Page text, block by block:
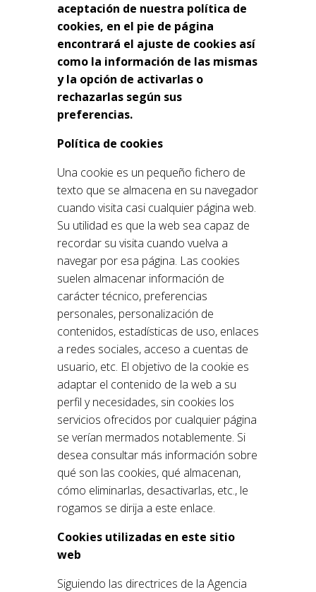
aceptación de nuestra política de
cookies, en el pie de página
encontrará el ajuste de cookies así
como la información de las mismas
y la opción de activarlas o
rechazarlas según sus
preferencias.
Política de cookies
Una cookie es un pequeño fichero de
texto que se almacena en su navegador
cuando visita casi cualquier página web.
Su utilidad es que la web sea capaz de
recordar su visita cuando vuelva a
navegar por esa página. Las cookies
suelen almacenar información de
carácter técnico, preferencias
personales, personalización de
contenidos, estadísticas de uso, enlaces
a redes sociales, acceso a cuentas de
usuario, etc. El objetivo de la cookie es
adaptar el contenido de la web a su
perfil y necesidades, sin cookies los
servicios ofrecidos por cualquier página
se verían mermados notablemente. Si
desea consultar más información sobre
qué son las cookies, qué almacenan,
cómo eliminarlas, desactivarlas, etc., le
rogamos se dirija a este enlace.
Cookies utilizadas en este sitio
web
Siguiendo las directrices de la Agencia